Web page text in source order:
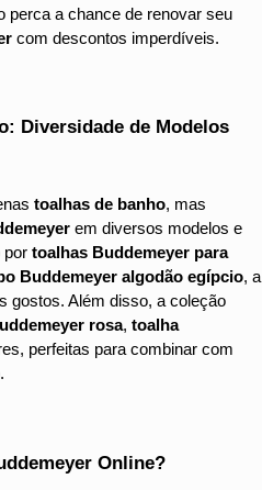
perca a chance de renovar seu
com descontos imperdíveis.
Diversidade de Modelos
toalhas de banho, mas
em diversos modelos e
por toalhas Buddemeyer para
Buddemeyer algodão egípcio, a
gostos. Além disso, a coleção
rosa, toalha
perfeitas para combinar com
Online?